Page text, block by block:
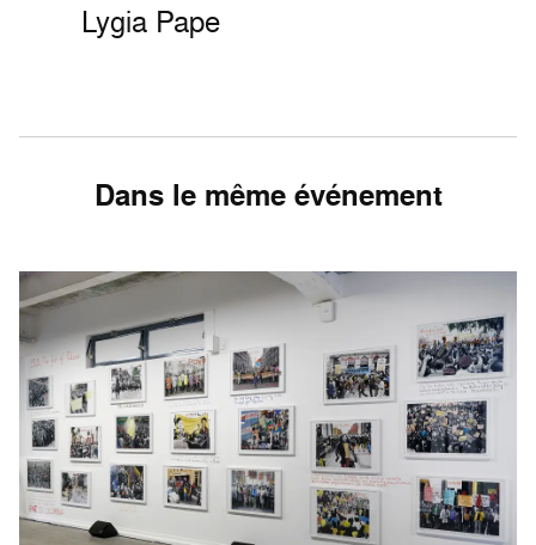
Lygia Pape
Dans le même événement